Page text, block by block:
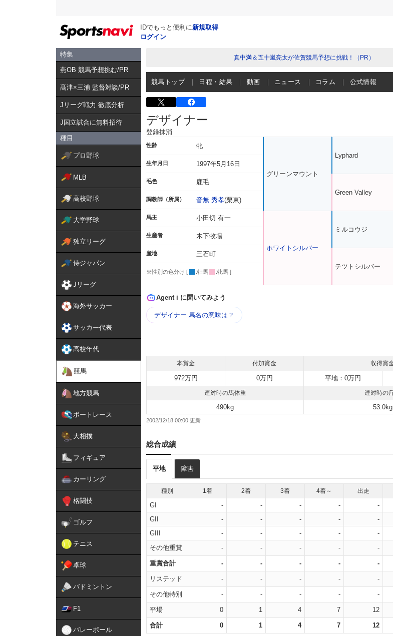
IDでもっと便利に新規取得
ログイン
特集
燕OB 競馬予想挑む/PR
髙津×三浦 監督対談/PR
Jリーグ戦力 徹底分析
J国立試合に無料招待
種目
プロ野球
MLB
高校野球
大学野球
独立リーグ
侍ジャパン
Jリーグ
海外サッカー
サッカー代表
高校年代
競馬
地方競馬
ボートレース
大相撲
フィギュア
カーリング
格闘技
ゴルフ
テニス
卓球
バドミントン
F1
バレーボール
真中満＆五十嵐亮太が佐賀競馬予想に挑戦！（PR）
競馬トップ 日程・結果 動画 ニュース コラム 公式情報
デザイナー
登録抹消
性齢 牝
生年月日 1997年5月16日
毛色 鹿毛
調教師（所属） 音無 秀孝(栗東)
馬主 小田切 有一
生産者 木下牧場
産地 三石町
※性別の色分け [ :牡馬 :牝馬 ]
グリーンマウント
ホワイトシルバー
Lyphard
Green Valley
ミルコウジ
テツトシルバー
Agent i に聞いてみよう
デザイナー 馬名の意味は？
本賞金 付加賞金 収得賞
972万円 0万円 平地：0万円
連対時の馬体重 連対時の
490kg 53.0kg
2002/12/18 00:00
総合成績
平地 障害
種別 1着 2着 3着 4着～ 出走
GI - - - - -
GII
- - - - -
GIII
- - - - -
その他重賞
- - - - -
重賞合計 - - - - -
リステッド - - - - -
その他特別 - - - - -
平場 0 1 4 7 12
合計 0 1 4 7 12